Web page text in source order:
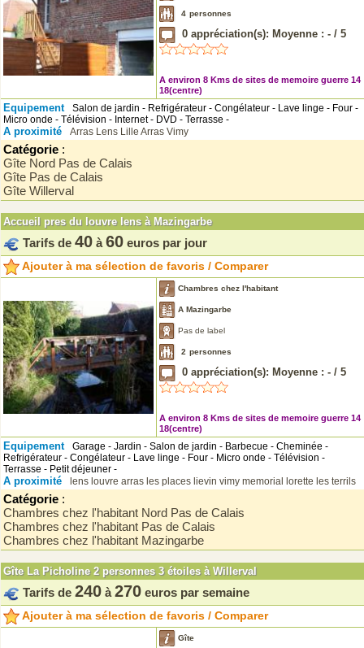
4 personnes
0 appréciation(s): Moyenne : - / 5
A environ 8 Kms de sites de memoire guerre 14
18(centre)
Equipement
Salon de jardin - Refrigérateur - Congélateur - Lave linge - Four -
Micro onde - Télévision - Internet - DVD - Terrasse -
A proximité Arras Lens Lille Arras Vimy
Catégorie :
Gîte Nord Pas de Calais
Gîte Pas de Calais
Gîte Willerval
Accueil pres du louvre lens à Mazingarbe
Tarifs de 40 à 60 euros par jour
Ajouter à ma sélection de favoris / Comparer
Chambres chez l'habitant
A Mazingarbe
Pas de label
2 personnes
0 appréciation(s): Moyenne : - / 5
A environ 8 Kms de sites de memoire guerre 14
18(centre)
Equipement
Garage - Jardin - Salon de jardin - Barbecue - Cheminée -
Refrigérateur - Congélateur - Lave linge - Four - Micro onde - Télévision -
Terrasse - Petit déjeuner -
A proximité lens louvre arras les places lievin vimy memorial lorette les terrils
Catégorie :
Chambres chez l'habitant Nord Pas de Calais
Chambres chez l'habitant Pas de Calais
Chambres chez l'habitant Mazingarbe
Gîte La Picholine 2 personnes 3 étoiles à Willerval
Tarifs de 240 à 270 euros par semaine
Ajouter à ma sélection de favoris / Comparer
Gîte